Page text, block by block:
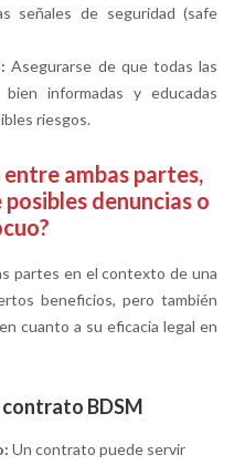
señales de seguridad (safe
Asegurarse de que todas las
informadas y educadas
riesgos.
ambas partes,
denuncias o
partes en el contexto de una
beneficios, pero también
cuanto a su eficacia legal en
contrato BDSM
Un contrato puede servir